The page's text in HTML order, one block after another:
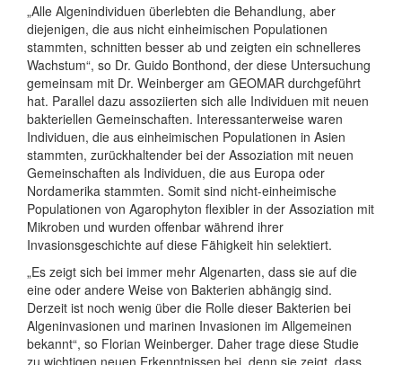
„Alle Algenindividuen überlebten die Behandlung, aber
diejenigen, die aus nicht einheimischen Populationen
stammten, schnitten besser ab und zeigten ein schnelleres
Wachstum“, so Dr. Guido Bonthond, der diese Untersuchung
gemeinsam mit Dr. Weinberger am GEOMAR durchgeführt
hat. Parallel dazu assoziierten sich alle Individuen mit neuen
bakteriellen Gemeinschaften. Interessanterweise waren
Individuen, die aus einheimischen Populationen in Asien
stammten, zurückhaltender bei der Assoziation mit neuen
Gemeinschaften als Individuen, die aus Europa oder
Nordamerika stammten. Somit sind nicht-einheimische
Populationen von Agarophyton flexibler in der Assoziation mit
Mikroben und wurden offenbar während ihrer
Invasionsgeschichte auf diese Fähigkeit hin selektiert.
„Es zeigt sich bei immer mehr Algenarten, dass sie auf die
eine oder andere Weise von Bakterien abhängig sind.
Derzeit ist noch wenig über die Rolle dieser Bakterien bei
Algeninvasionen und marinen Invasionen im Allgemeinen
bekannt“, so Florian Weinberger. Daher trage diese Studie
zu wichtigen neuen Erkenntnissen bei, denn sie zeigt, dass